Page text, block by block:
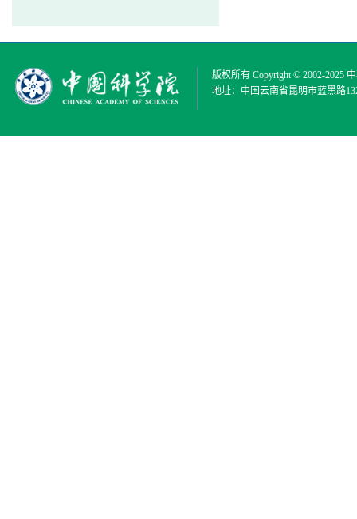
版权所有 Copyright © 2002-2025
地址：中国云南省昆明市蓝黑路